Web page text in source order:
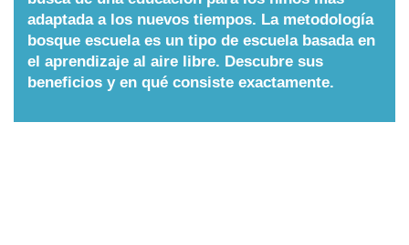
Nombres
Cuentos
adaptada a los nuevos tiempos. La metodología
bosque escuela es un tipo de escuela basada en
el aprendizaje al aire libre. Descubre sus
beneficios y en qué consiste exactamente.